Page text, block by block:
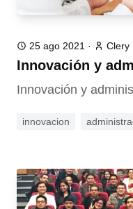
25 ago 2021 · Clery
Innovación y
Innovación y
innovacion